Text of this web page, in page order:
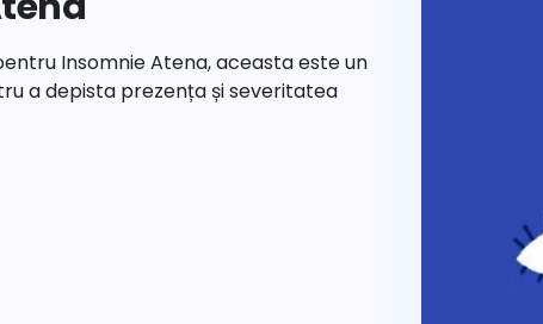
Insomnie Atena, aceasta este un
a depista prezența și severitatea